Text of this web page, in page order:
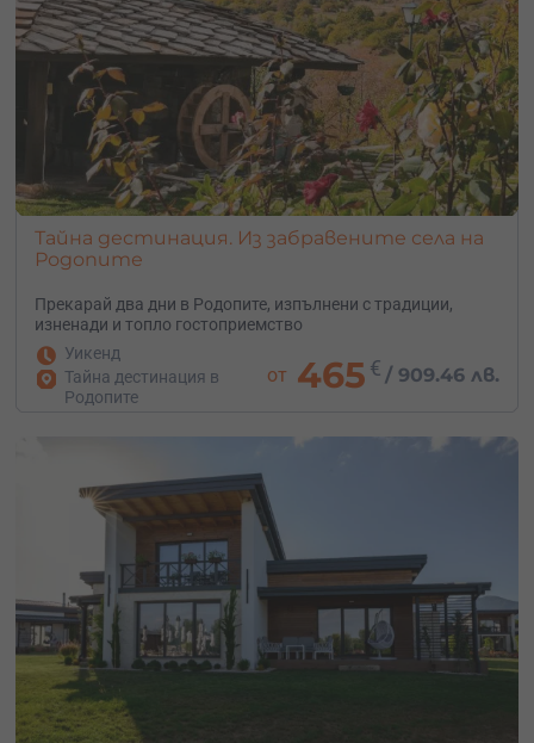
Тайна дестинация. Из забравените села на
Родопите
Прекарай два дни в Родопите, изпълнени с традиции,
изненади и топло гостоприемство
Уикенд
Тайна дестинация в
Родопите
от 465 € /909.46 лв.